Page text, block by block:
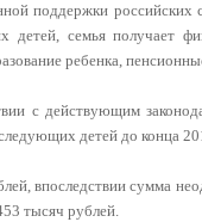
поддержки
детей, семья получает
ребенка,
с действующим
детей до конца
впоследствии сумма
тысяч рублей.